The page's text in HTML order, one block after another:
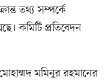
তথ্য সম্পর্কে
কমিটি প্রতিবেদন
মমিনুর রহমানের